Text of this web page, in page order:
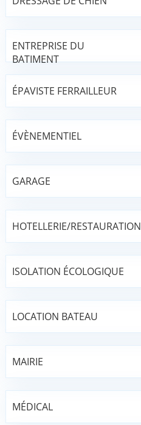
ENTREPRISE DU
BATIMENT
ÉPAVISTE FERRAILLEUR
ÉVÈNEMENTIEL
GARAGE
HOTELLERIE/RESTAURATION
ISOLATION ÉCOLOGIQUE
LOCATION BATEAU
MAIRIE
MÉDICAL